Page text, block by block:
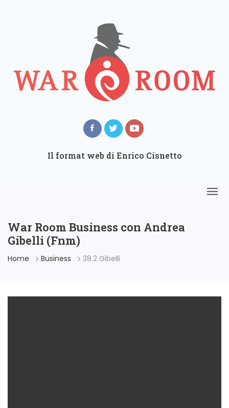
Il format web di Enrico Cisnetto
War Room Business con Andrea
Gibelli (Fnm)
Home Business 38.2 Gibelli